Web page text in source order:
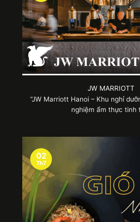
Nhiều mẫu túi quà tặng ấn tượng
4. Cần lưu ý gì khi đặt
đồng phục
Trong quá trình đặt may túi quà
bạn không thể bỏ qua những
JW MARRIOTT
“JW Marriott Hanoi – Khu nghỉ
nghiệm ẩm thực tinh
02
Th7